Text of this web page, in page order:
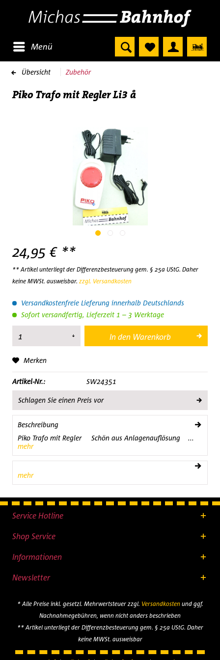
Menü
Übersicht Zubehör
Piko Trafo mit Regler Li3 å
24,95 € **
** Artikel unterliegt der Differenzbesteuerung gem. § 25a UStG. Daher
keine MWSt. ausweisbar. zzgl. Versandkosten
Versandkostenfreie Lieferung innerhalb Deutschlands
Sofort versandfertig, Lieferzeit 1 – 3 Werktage
In den Warenkorb
Merken
Artikel-Nr.: SW24351
Schlagen Sie einen Preis vor
Beschreibung
Piko Trafo mit Regler Schön aus Anlagenauflösung ...
mehr
mehr
Service Hotline
Shop Service
Informationen
Newsletter
* Alle Preise inkl. gesetzl. Mehrwertsteuer zzgl. Versandkostenund ggf.
Nachnahmegebühren, wenn nicht anders beschrieben
** Artikel unterliegt der Differenzbesteuerung gem. § 25a UStG. Daher
keine MWSt. ausweisbar